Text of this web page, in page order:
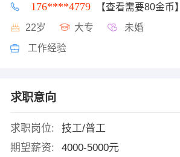
176****4779 【查看需要80金币】
22岁 大专 未婚
工作经验
求职意向
求职岗位:
技工/普工
期望薪资:
4000-5000元